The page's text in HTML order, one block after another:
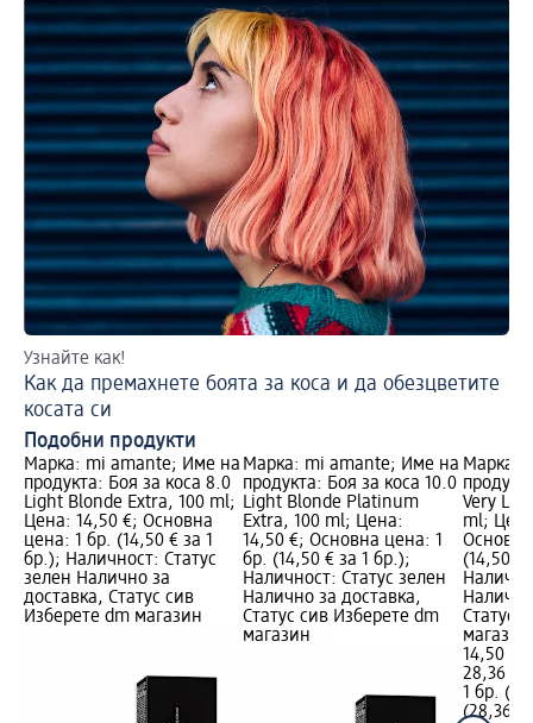
Узнайте как!
Как да премахнете боята за коса и да обезцветите
косата си
Подобни продукти
Марка: mi amante; Име на
продукта: Боя за коса 8.0
Light Blonde Extra, 100 ml;
Цена: 14,50 €; Основна
цена: 1 бр. (14,50 € за 1
бр.); Наличност: Статус
зелен Налично за
доставка, Статус сив
Изберете dm магазин
Марка: mi amante; Име на
продукта: Боя за коса 10.0
Light Blonde Platinum
Extra, 100 ml; Цена:
14,50 €; Основна цена: 1
бр. (14,50 € за 1 бр.);
Наличност: Статус зелен
Налично за доставка,
Статус сив Изберете dm
магазин
Марка:
Very
ml;
(14,50 €
Статус
магазин
14,50 €
28,36
1 бр.
(28,36